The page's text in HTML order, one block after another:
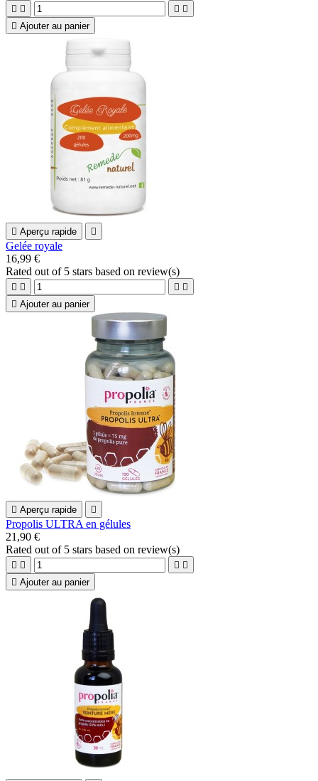
   
 Ajouter au panier
 Aperçu rapide 
Gelée royale
16,99 €
Rated out of 5 stars based on review(s)
   
 Ajouter au panier
 Aperçu rapide 
Propolis ULTRA en gélules
21,90 €
Rated out of 5 stars based on review(s)
   
 Ajouter au panier